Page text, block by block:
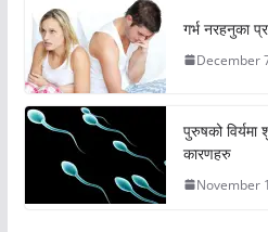
गर्भ नरहनुका
December
पुरुषको
कारणहरु
November